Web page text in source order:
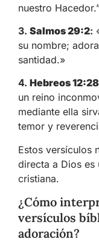
nuestro
3. Salmos 29:2:
su nombre;
santidad.»
4. Hebreos 12:28
un reino
mediante ella
temor y
Estos versículos
directa a Dios es
cristiana.
¿Cómo
versículos
adoración?